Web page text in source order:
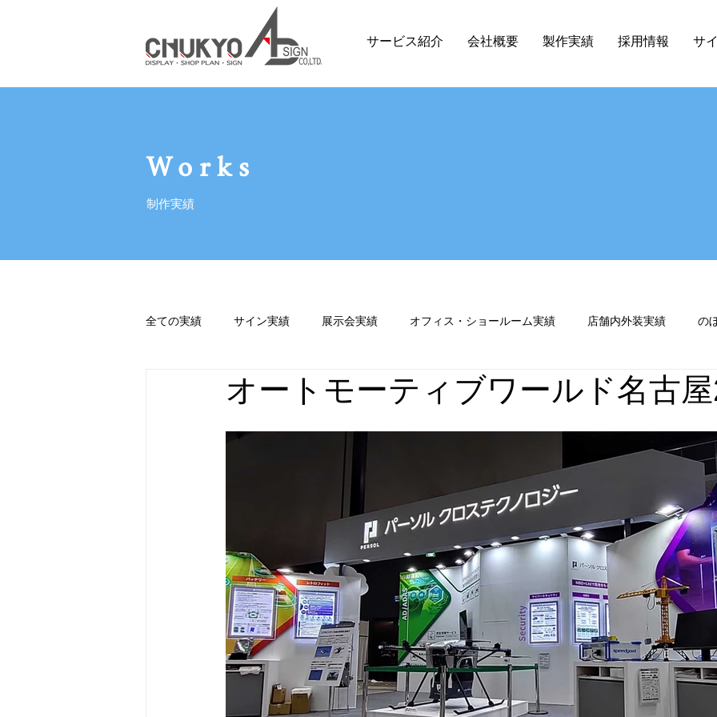
サービス紹介 会社概要 製作実績 採用情報 サ
制作実績
Works
全ての実績 サイン実績 展示会実績 オフィス・ショールーム実績 店舗内外装実績 の
店舗什器・家具 実績 屋外広告媒体実績 回想法施設実績 パース集
オートモーティブワールド名古